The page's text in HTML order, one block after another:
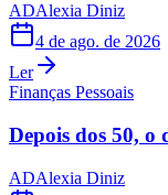
ADAlexia Diniz
4 de ago. de 2026
Ler
Finanças Pessoais
Depois dos 50,
ADAlexia Diniz